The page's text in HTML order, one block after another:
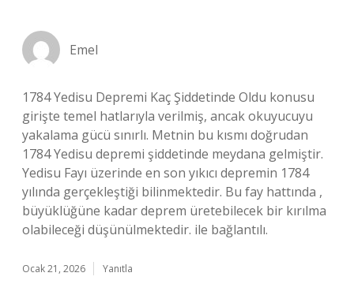
Emel
1784 Yedisu Depremi Kaç Şiddetinde Oldu konusu
girişte temel hatlarıyla verilmiş, ancak okuyucuyu
yakalama gücü sınırlı. Metnin bu kısmı doğrudan
1784 Yedisu depremi şiddetinde meydana gelmiştir.
Yedisu Fayı üzerinde en son yıkıcı depremin 1784
yılında gerçekleştiği bilinmektedir. Bu fay hattında ,
büyüklüğüne kadar deprem üretebilecek bir kırılma
olabileceği düşünülmektedir. ile bağlantılı.
Ocak 21, 2026 Yanıtla